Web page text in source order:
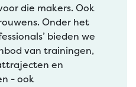
die makers. Ook
Onder het
bieden we
van trainingen,
en
- ook